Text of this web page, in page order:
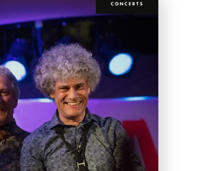
CONCERTS